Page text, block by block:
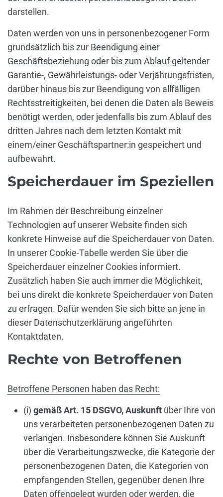
darstellen.
Daten werden von uns in personenbezogener Form
grundsätzlich bis zur Beendigung einer
Geschäftsbeziehung oder bis zum Ablauf geltender
Garantie-, Gewährleistungs- oder Verjährungsfristen,
darüber hinaus bis zur Beendigung von allfälligen
Rechtsstreitigkeiten, bei denen die Daten als Beweis
benötigt werden, oder jedenfalls bis zum Ablauf des
dritten Jahres nach dem letzten Kontakt mit
einem/einer Geschäftspartner:in gespeichert und
aufbewahrt.
Speicherdauer im Speziellen
Im Rahmen der Beschreibung einzelner
Technologien auf unserer Website finden sich
konkrete Hinweise auf die Speicherdauer von Daten.
In unserer Cookie-Tabelle werden Sie über die
Speicherdauer einzelner Cookies informiert.
Zusätzlich haben Sie auch immer die Möglichkeit,
bei uns direkt die konkrete Speicherdauer von Daten
zu erfragen. Dafür wenden Sie sich bitte an jene in
dieser Datenschutzerklärung angeführten
Kontaktdaten.
Rechte von Betroffenen
Betroffene Personen haben das Recht:
(i) gemäß Art. 15 DSGVO,Auskunft über Ihre von
uns verarbeiteten personenbezogenen Daten zu
verlangen. Insbesondere können Sie Auskunft
über die Verarbeitungszwecke, die Kategorie der
personenbezogenen Daten, die Kategorien von
empfangenden Stellen, gegenüber denen Ihre
Daten offengelegt wurden oder werden, die